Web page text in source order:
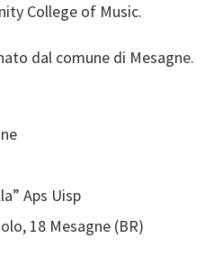
College of Music.
dal comune di Mesagne.
Aps Uisp
18 Mesagne (BR)